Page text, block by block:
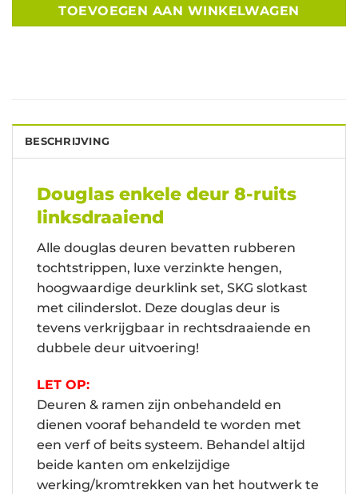
TOEVOEGEN AAN WINKELWAGEN
BESCHRIJVING
Douglas enkele deur 8-ruits
linksdraaiend
Alle douglas deuren bevatten rubberen
tochtstrippen, luxe verzinkte hengen,
hoogwaardige deurklink set, SKG slotkast
met cilinderslot. Deze douglas deur is
tevens verkrijgbaar in rechtsdraaiende en
dubbele deur uitvoering!
LET OP:
Deuren & ramen zijn onbehandeld en
dienen vooraf behandeld te worden met
een verf of beits systeem. Behandel altijd
beide kanten om enkelzijdige
werking/kromtrekken van het houtwerk te